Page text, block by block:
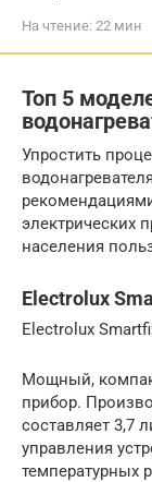
На чтение: 22 мин
Топ 5
Упростить
электрических
населения
Electrolux
Electrolux
Мощный,
прибор.
составляет 3,7
управления
температурных